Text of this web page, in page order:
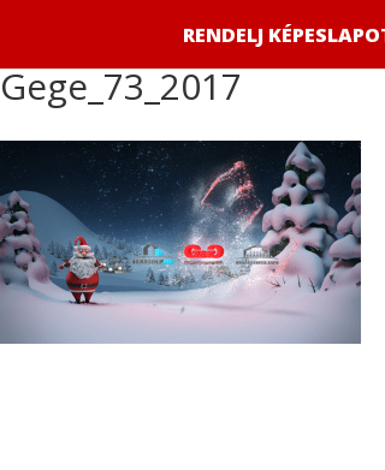
RENDELJ
Gege_73_2017